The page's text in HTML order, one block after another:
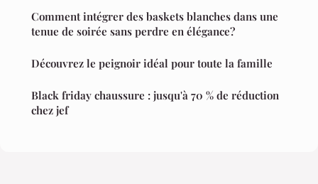
Comment intégrer des baskets blanches dans une
tenue de soirée sans perdre en élégance?
Découvrez le peignoir idéal pour toute la famille
Black friday chaussure : jusqu'à 70 % de réduction
chez jef